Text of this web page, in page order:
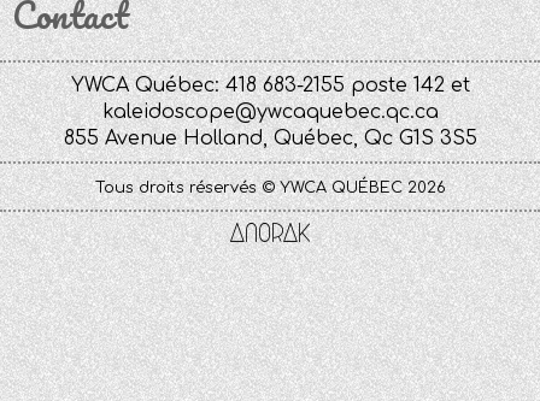
Contact
YWCA Québec: 418 683-2155 poste 142 et
kaleidoscope@ywcaquebec.qc.ca
855 Avenue Holland, Québec, Qc G1S 3S5
Tous droits réservés © YWCA QUÉBEC 2026
Anorak
Studio